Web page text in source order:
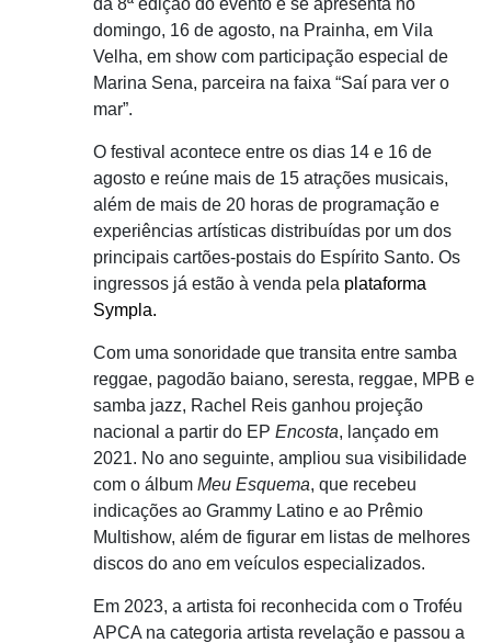
da 8ª edição do evento e se apresenta no
domingo, 16 de agosto, na Prainha, em Vila
Velha, em show com participação especial de
Marina Sena, parceira na faixa “Saí para ver o
mar”.
O festival acontece entre os dias 14 e 16 de
agosto e reúne mais de 15 atrações musicais,
além de mais de 20 horas de programação e
experiências artísticas distribuídas por um dos
principais cartões-postais do Espírito Santo. Os
ingressos já estão à venda pela plataforma
Sympla.
Com uma sonoridade que transita entre samba
reggae, pagodão baiano, seresta, reggae, MPB e
samba jazz, Rachel Reis ganhou projeção
nacional a partir do EP Encosta, lançado em
2021. No ano seguinte, ampliou sua visibilidade
com o álbum Meu Esquema, que recebeu
indicações ao Grammy Latino e ao Prêmio
Multishow, além de figurar em listas de melhores
discos do ano em veículos especializados.
Em 2023, a artista foi reconhecida com o Troféu
APCA na categoria artista revelação e passou a